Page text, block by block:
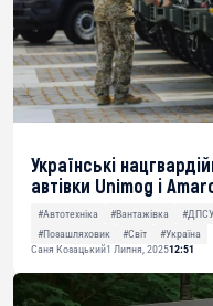
Українські
автівки Unimog і
#Автотехніка #Вантажівка #ДПСУ
#Позашляховик
#Світ
#Україна
Саня Козацький1 Липня, 202512:51